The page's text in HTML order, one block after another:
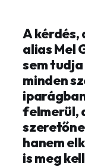
A kérdés,
alias Mel
sem tudja
minden
felmerül,
hanem
is meg